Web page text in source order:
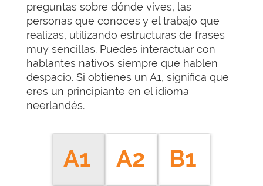
preguntas sobre dónde vives, las
personas que conoces y el trabajo que
realizas, utilizando estructuras de frases
muy sencillas. Puedes interactuar con
hablantes nativos siempre que hablen
despacio. Si obtienes un A1, significa que
eres un principiante en el idioma
neerlandés.
A1 A2
B1